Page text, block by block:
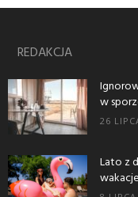
REDAKCJA
w
26
Lato z